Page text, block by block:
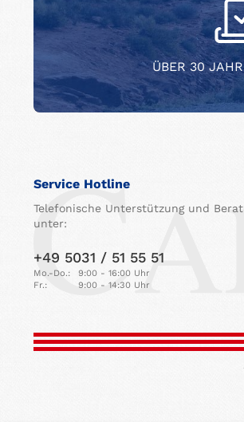
ÜBER 30
Service Hotline
Telefonische Unterstützung und
unter:
+49 5031 / 51 55 51
Mo.-Do.:
9:00 - 16:00 Uhr
Fr.:
9:00 - 14:30 Uhr